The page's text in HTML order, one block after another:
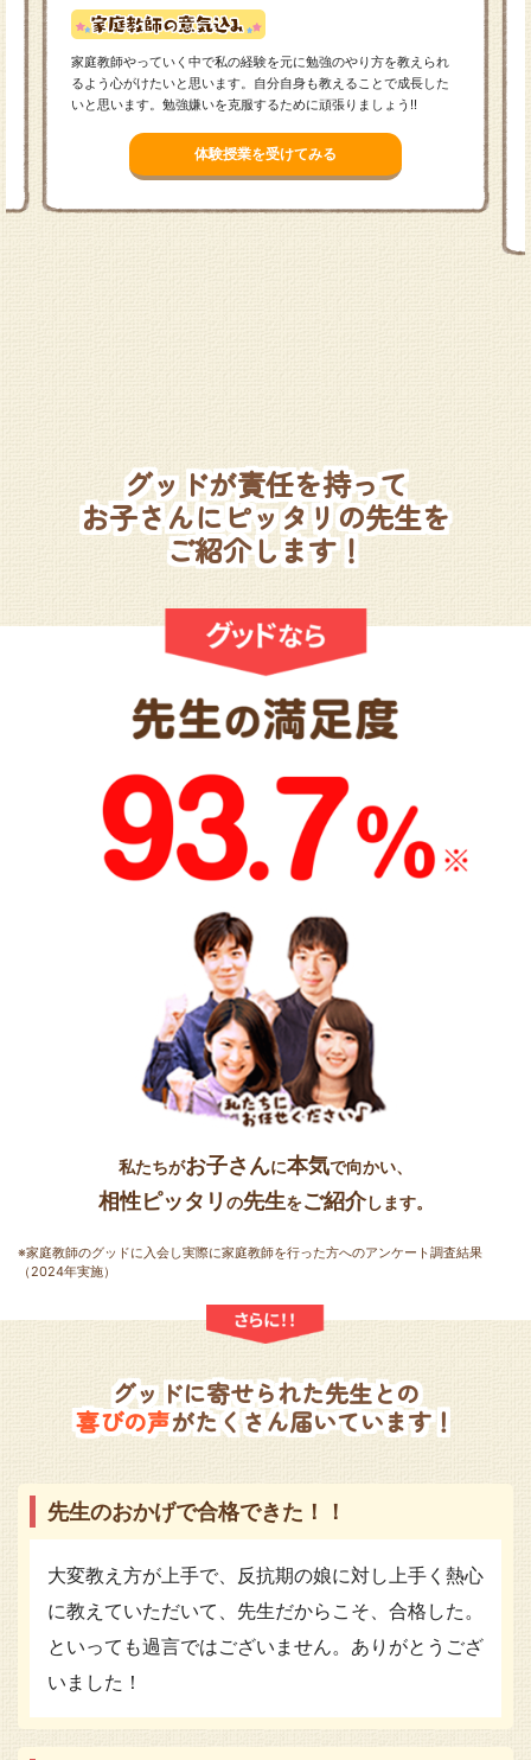
家庭教師やっていく中で私の経験を元に勉強のやり方を教えられ
るよう心がけたいと思います。自分自身も教えることで成長した
いと思います。勉強嫌いを克服するために頑張りましょう!!
体験授業を受けてみる
グッドが責任を持って
お子さんにピッタリの先生を
ご紹介します！
私たちがお子さんに本気で向かい、
相性ピッタリ の先生をご紹介します。
※家庭教師のグッドに入会し実際に家庭教師を行った方へのアンケート調査結果
（2024年実施）
グッドに寄せられた先生との
喜びの声がたくさん届いています！
先生のおかげで合格できた！！
大変教え方が上手で、反抗期の娘に対し上手く熱心
に教えていただいて、先生だからこそ、合格した。
といっても過言ではございません。ありがとうござ
いました！